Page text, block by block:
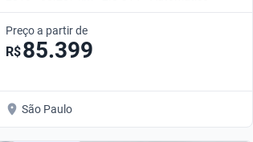
Preço a partir de
R$85.399
São Paulo